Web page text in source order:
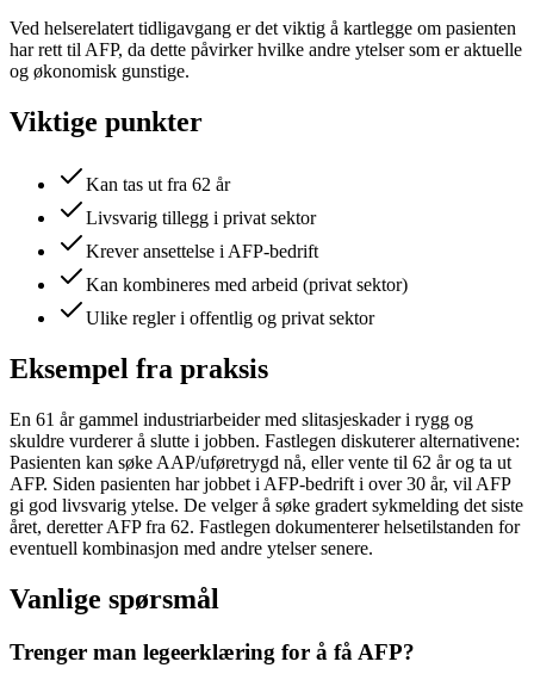
Ved helserelatert tidligavgang er det viktig å kartlegge om pasienten
har rett til AFP, da dette påvirker hvilke andre ytelser som er aktuelle
og økonomisk gunstige.
Viktige punkter
Kan tas ut fra 62 år
Livsvarig tillegg i privat sektor
Krever ansettelse i AFP-bedrift
Kan kombineres med arbeid (privat sektor)
Ulike regler i offentlig og privat sektor
Eksempel fra praksis
En 61 år gammel industriarbeider med slitasjeskader i rygg og
skuldre vurderer å slutte i jobben. Fastlegen diskuterer alternativene:
Pasienten kan søke AAP/uføretrygd nå, eller vente til 62 år og ta ut
AFP. Siden pasienten har jobbet i AFP-bedrift i over 30 år, vil AFP
gi god livsvarig ytelse. De velger å søke gradert sykmelding det siste
året, deretter AFP fra 62. Fastlegen dokumenterer helsetilstanden for
eventuell kombinasjon med andre ytelser senere.
Vanlige spørsmål
Trenger man legeerklæring for å få AFP?